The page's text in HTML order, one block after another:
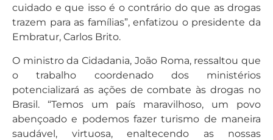
cuidado e que isso é o contrário do que as drogas
trazem para as famílias”, enfatizou o presidente da
Embratur, Carlos Brito.
O ministro da Cidadania, João Roma, ressaltou que
o trabalho coordenado dos ministérios
potencializará as ações de combate às drogas no
Brasil. “Temos um país maravilhoso, um povo
abençoado e podemos fazer turismo de maneira
saudável, virtuosa, enaltecendo as nossas